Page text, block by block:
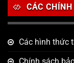
CÁC
Các hình thức